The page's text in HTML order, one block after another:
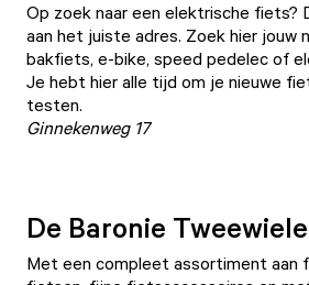
Op zoek naar een elektrische fiets?
aan het juiste adres. Zoek hier jouw
bakfiets, e-bike, speed pedelec of
Je hebt hier alle tijd om je nieuwe
testen.
Ginnekenweg 17
De Baronie
Met een compleet assortiment aan